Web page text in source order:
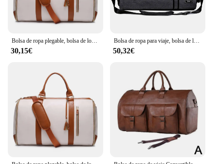
30,15€
Bolsa de ropa para viaje, bolsa de lona Convertible con compartimento para zapatos, perfecta para viajes de negocios y escapadas de fin de semana, novedad
50,32€